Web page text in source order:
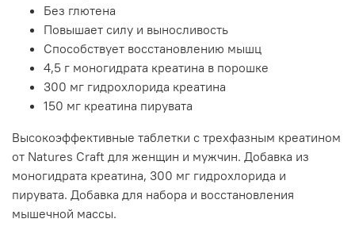
Без глютена
Повышает силу и выносливость
Способствует восстановлению мышц
4,5 г моногидрата креатина в порошке
300 мг гидрохлорида креатина
150 мг креатина пирувата
Высокоэффективные таблетки с трехфазным креатином
от Natures Craft для женщин и мужчин. Добавка из
моногидрата креатина, 300 мг гидрохлорида и
пирувата. Добавка для набора и восстановления
мышечной массы.